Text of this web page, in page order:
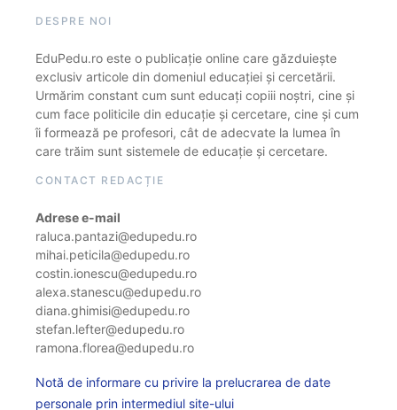
DESPRE NOI
EduPedu.ro este o publicație online care găzduiește
exclusiv articole din domeniul educației și cercetării.
Urmărim constant cum sunt educați copiii noștri, cine și
cum face politicile din educație și cercetare, cine și cum
îi formează pe profesori, cât de adecvate la lumea în
care trăim sunt sistemele de educație și cercetare.
CONTACT REDACȚIE
Adrese e-mail
raluca.pantazi@edupedu.ro
mihai.peticila@edupedu.ro
costin.ionescu@edupedu.ro
alexa.stanescu@edupedu.ro
diana.ghimisi@edupedu.ro
stefan.lefter@edupedu.ro
ramona.florea@edupedu.ro
Notă de informare cu privire la prelucrarea de date
personale prin intermediul site-ului